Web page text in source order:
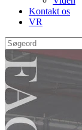
Kontakt os
VR